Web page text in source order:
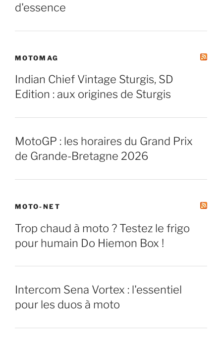
d'essence
MOTOMAG
Indian Chief Vintage Sturgis, SD
Edition : aux origines de Sturgis
MotoGP : les horaires du Grand Prix
de Grande-Bretagne 2026
MOTO-NET
Trop chaud à moto ? Testez le frigo
pour humain Do Hiemon Box !
Intercom Sena Vortex : l'essentiel
pour les duos à moto